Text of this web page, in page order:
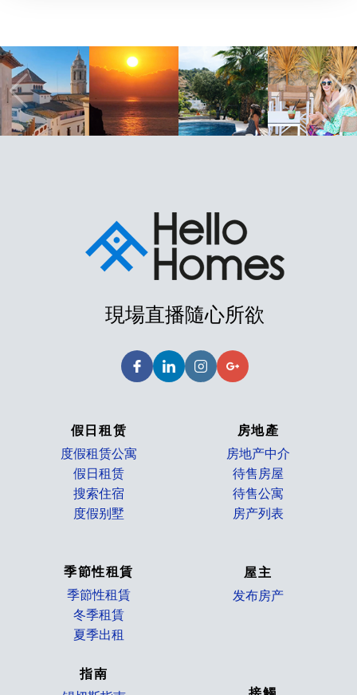
現場直播隨心所欲
假日租赁
度假租赁公寓
假日租赁
搜索住宿
度假别墅
季節性租賃
季節性租賃
冬季租賃
夏季出租
房地產
房地产中介
待售房屋
待售公寓
房产列表
屋主
发布房产
指南